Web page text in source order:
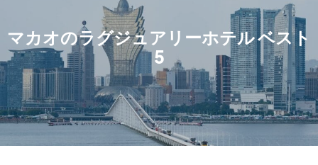
マカオのラグジュアリーホテル ベスト
5